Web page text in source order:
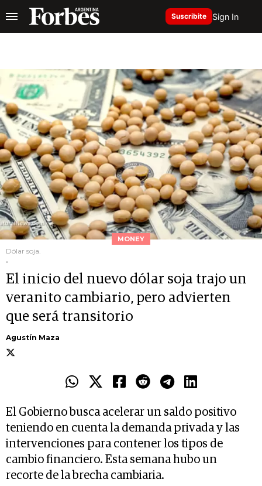
Suscribite Sign In
MONEY
Dólar soja.
.
El inicio del nuevo dólar soja trajo un
veranito cambiario, pero advierten
que será transitorio
Agustín Maza
El Gobierno busca acelerar un saldo positivo
teniendo en cuenta la demanda privada y las
intervenciones para contener los tipos de
cambio financiero. Esta semana hubo un
recorte de la brecha cambiaria.